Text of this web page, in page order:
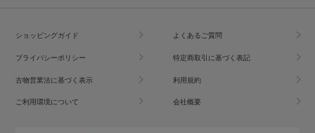
ショッピングガイド よくあるご質問
プライバシーポリシー 特定商取引に基づく表記
古物営業法に基づく表示 利用規約
ご利用環境について 会社概要